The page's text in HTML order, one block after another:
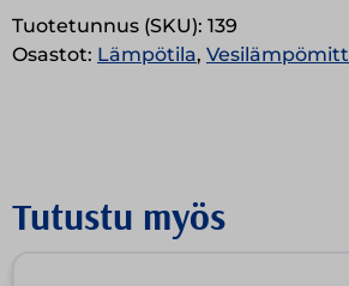
Tuotetunnus (SKU): 139
Osastot: Lämpötila,
Tutustu myös